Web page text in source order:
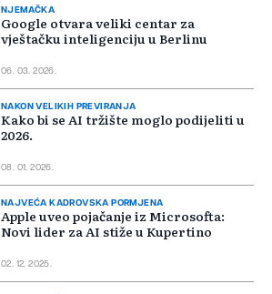
NJEMAČKA
Google otvara veliki centar za
vještačku inteligenciju u Berlinu
06. 03. 2026.
NAKON VELIKIH PREVIRANJA
Kako bi se AI tržište moglo podijeliti u
2026.
08. 01. 2026.
NAJVEĆA KADROVSKA PORMJENA
Apple uveo pojačanje iz Microsofta:
Novi lider za AI stiže u Kupertino
02. 12. 2025.